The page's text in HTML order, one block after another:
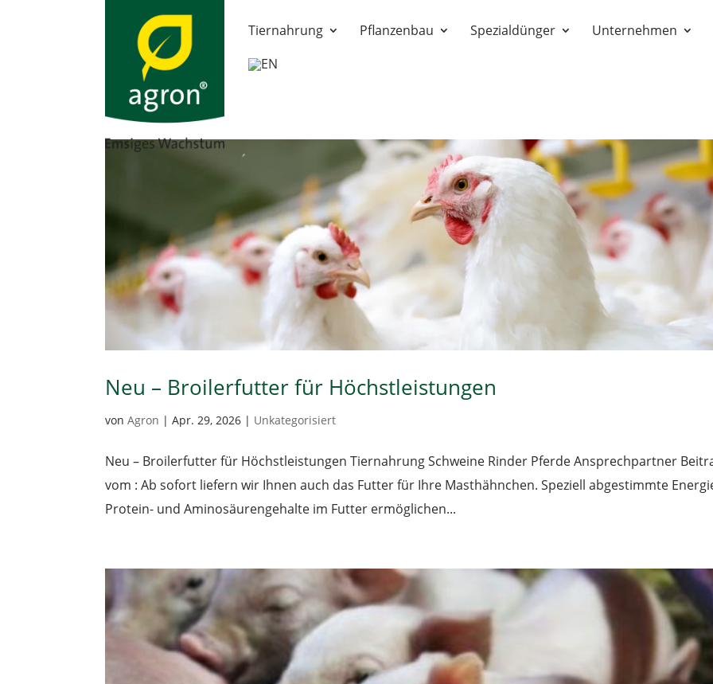
Tiernahrung Pflanzenbau Spezialdünger Unternehmen
Neu – Broilerfutter für Höchstleistungen
von Agron | Apr. 29, 2026 | Unkategorisiert
Neu – Broilerfutter für Höchstleistungen Tiernahrung Schweine Rinder Pferde Ansprechpartner
vom : Ab sofort liefern wir Ihnen auch das Futter für Ihre Masthähnchen. Speziell abgestimmte
Protein- und Aminosäurengehalte im Futter ermöglichen...